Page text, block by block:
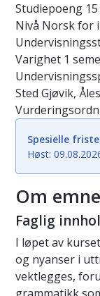
Studiepoeng 15
Nivå Norsk for
Varighet 1
Sted Gjøvik,
Spesielle
Høst:
Om
Faglig
I løpet av
og nyanser i
vektlegges,